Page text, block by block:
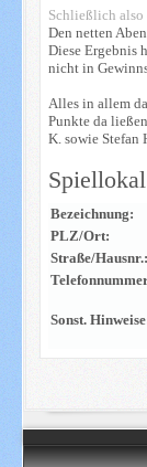
Schließlich also
Den netten
Diese Ergebnis
nicht in
Alles in allem
Punkte da
K. sowie Stefan
Spiellokal
Bezeichnung:
PLZ/Ort:
Straße/Hausnr.:
Sonst.